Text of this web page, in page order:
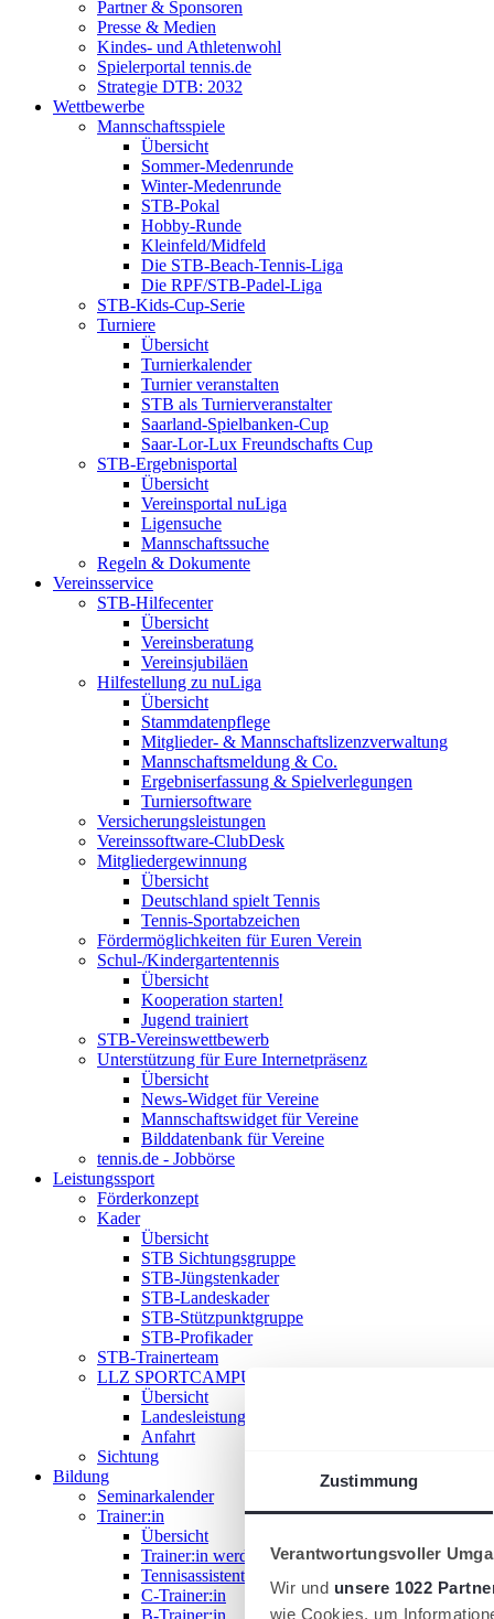
Zustimmung
Verantwortungsvoller
Wir und unsere 1022
wie Cookies, um
Partner & Sponsoren
Presse & Medien
Kindes- und Athletenwohl
Spielerportal tennis.de
Strategie DTB: 2032
Wettbewerbe
Mannschaftsspiele
Übersicht
Sommer-Medenrunde
Winter-Medenrunde
STB-Pokal
Hobby-Runde
Kleinfeld/Midfeld
Die STB-Beach-Tennis-Liga
Die RPF/STB-Padel-Liga
STB-Kids-Cup-Serie
Turniere
Übersicht
Turnierkalender
Turnier veranstalten
STB als Turnierveranstalter
Saarland-Spielbanken-Cup
Saar-Lor-Lux Freundschafts Cup
STB-Ergebnisportal
Übersicht
Vereinsportal nuLiga
Ligensuche
Mannschaftssuche
Regeln & Dokumente
Vereinsservice
STB-Hilfecenter
Übersicht
Vereinsberatung
Vereinsjubiläen
Hilfestellung zu nuLiga
Übersicht
Stammdatenpflege
Mitglieder- & Mannschaftslizenzverwaltung
Mannschaftsmeldung & Co.
Ergebniserfassung & Spielverlegungen
Turniersoftware
Versicherungsleistungen
Vereinssoftware-ClubDesk
Mitgliedergewinnung
Übersicht
Deutschland spielt Tennis
Tennis-Sportabzeichen
Fördermöglichkeiten für Euren Verein
Schul-/Kindergartentennis
Übersicht
Kooperation starten!
Jugend trainiert
STB-Vereinswettbewerb
Unterstützung für Eure Internetpräsenz
Übersicht
News-Widget für Vereine
Mannschaftswidget für Vereine
Bilddatenbank für Vereine
tennis.de - Jobbörse
Leistungssport
Förderkonzept
Kader
Übersicht
STB Sichtungsgruppe
STB-Jüngstenkader
STB-Landeskader
STB-Stützpunktgruppe
STB-Profikader
STB-Trainerteam
LLZ SPORTCAMPUS SAAR
Übersicht
Landesleistungszentrum
Anfahrt
Sichtung
Bildung
Seminarkalender
Trainer:in
Übersicht
Trainer:in werden!
Tennisassistent:in
C-Trainer:in
B-Trainer:in